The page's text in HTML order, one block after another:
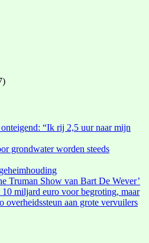
“Ik rij 2,5 uur naar mijn
grondwater worden steeds
Truman Show van Bart De Wever’
10 miljard euro voor begroting, maar
overheidssteun aan grote vervuilers